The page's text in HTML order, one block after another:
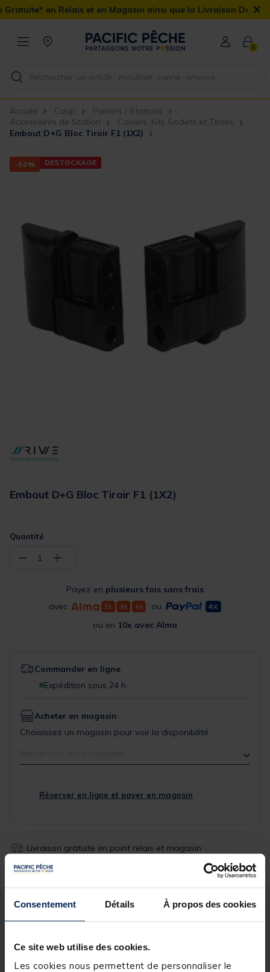
Consentement Détails À propos des cookies
Ce site web utilise des cookies.
Les cookies nous permettent de personnaliser le
et en Magasin ainsi que la Livraison Domicile offerte dès
×
0
Accueil Coup
Paniers / Stations
Accessoires de Station
Casiers, Kits Godets et Tiroirs
Embout D+G Bloc Tiroir F1 (1X2)
-50% DESTOCKAGE
Embout D+G Bloc Tiroir F1 (1X2)
Quantité
− 1 +
Payez en plusieurs fois sans frais
avec
ou
ou en 10x avec Alma
Commander en ligne
Expédition sous 24 h
Acheter en magasin
Choisissez un magasin pour voir la disponibilité
Réserver en ligne et payer en magasin
Livraison gratuite en point relais et magasin
Retour gratuit, 1 mois pour changer d’avis
Description & détails